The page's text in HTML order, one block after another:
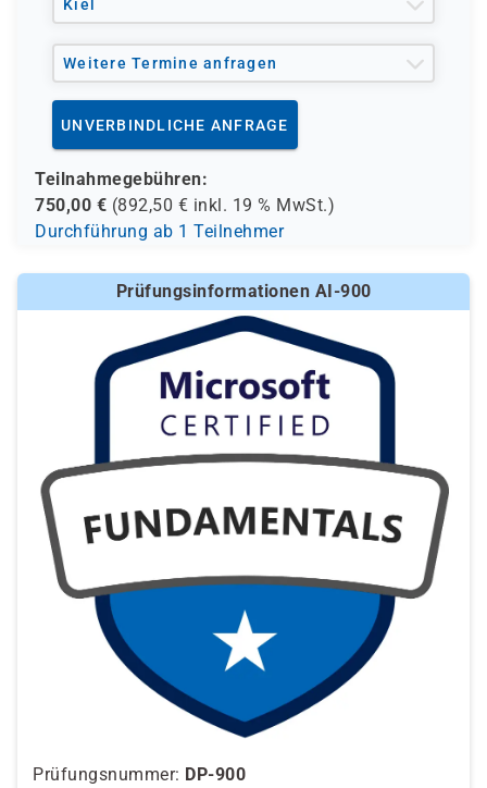
Kiel
Weitere Termine anfragen
UNVERBINDLICHE ANFRAGE
Teilnahmegebühren:
750,00 € (892,50 € inkl. 19 % MwSt.)
Durchführung ab 1 Teilnehmer
Prüfungsinformationen AI-900
Prüfungsnummer: DP-900